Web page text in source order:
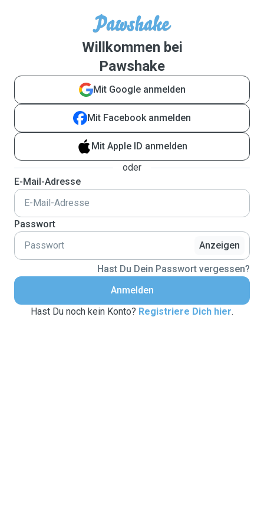
Willkommen bei
Pawshake
Mit Google anmelden
Mit Facebook anmelden
Mit Apple ID anmelden
oder
E-Mail-Adresse
Passwort
Anzeigen
Hast Du Dein Passwort vergessen?
Anmelden
Hast Du noch kein Konto? Registriere Dich hier.